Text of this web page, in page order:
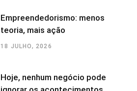
Empreendedorismo: menos
teoria, mais ação
18 JULHO, 2026
Hoje, nenhum negócio pode